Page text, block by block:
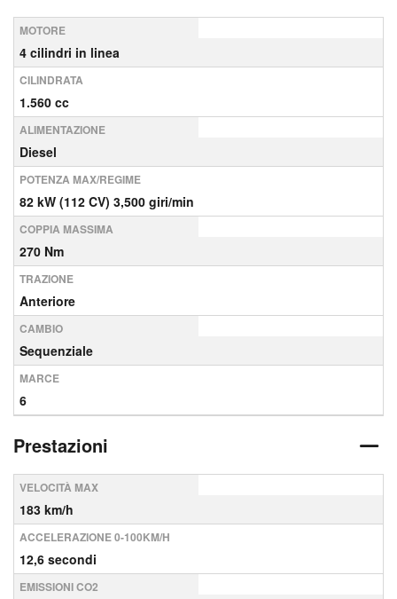
MOTORE
4 cilindri in linea
CILINDRATA
1.560 cc
ALIMENTAZIONE
Diesel
POTENZA MAX/REGIME
82 kW (112 CV) 3,500 giri/min
COPPIA MASSIMA
270 Nm
TRAZIONE
Anteriore
CAMBIO
Sequenziale
MARCE
6
Prestazioni
VELOCITÀ MAX
183 km/h
ACCELERAZIONE 0-100KM/H
12,6 secondi
EMISSIONI CO2